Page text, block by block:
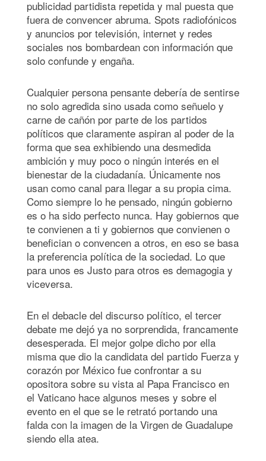
publicidad partidista repetida y mal puesta que
fuera de convencer abruma. Spots radiofónicos
y anuncios por televisión, internet y redes
sociales nos bombardean con información que
solo confunde y engaña.
Cualquier persona pensante debería de sentirse
no solo agredida sino usada como señuelo y
carne de cañón por parte de los partidos
políticos que claramente aspiran al poder de la
forma que sea exhibiendo una desmedida
ambición y muy poco o ningún interés en el
bienestar de la ciudadanía. Únicamente nos
usan como canal para llegar a su propia cima.
Como siempre lo he pensado, ningún gobierno
es o ha sido perfecto nunca. Hay gobiernos que
te convienen a ti y gobiernos que convienen o
benefician o convencen a otros, en eso se basa
la preferencia política de la sociedad. Lo que
para unos es Justo para otros es demagogia y
viceversa.
En el debacle del discurso político, el tercer
debate me dejó ya no sorprendida, francamente
desesperada. El mejor golpe dicho por ella
misma que dio la candidata del partido Fuerza y
corazón por México fue confrontar a su
opositora sobre su vista al Papa Francisco en
el Vaticano hace algunos meses y sobre el
evento en el que se le retrató portando una
falda con la imagen de la Virgen de Guadalupe
siendo ella atea.